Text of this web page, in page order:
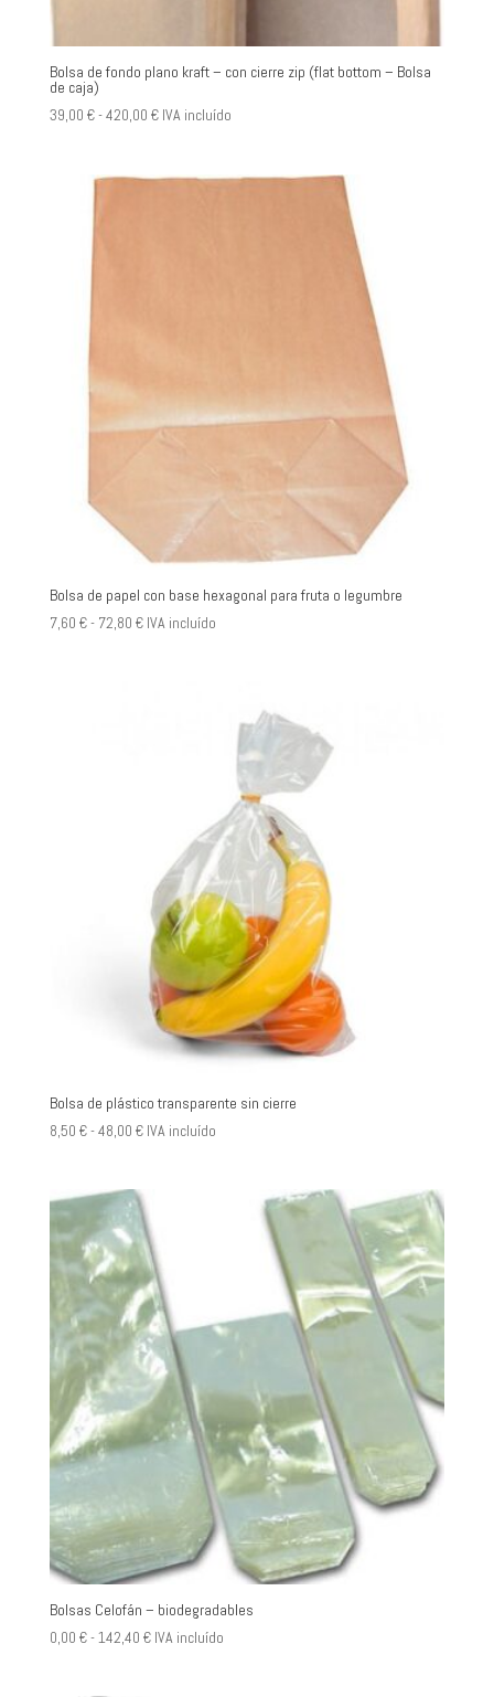
Bolsa de fondo plano kraft – con cierre zip (flat bottom – Bolsa
de caja)
39,00 €-420,00 €Rango
IVA incluído
Bolsa de papel con base hexagonal para fruta o legumbre
7,60 €- 72,80 €Rango
IVA incluído
Bolsa de plástico transparente sin cierre
8,50 €-48,00 €Rango
desde
8,50 €
hasta
48,00 €
IVA incluído
Bolsas Celofán – biodegradables
0,00 €-142,40 €Rango
IVA incluído